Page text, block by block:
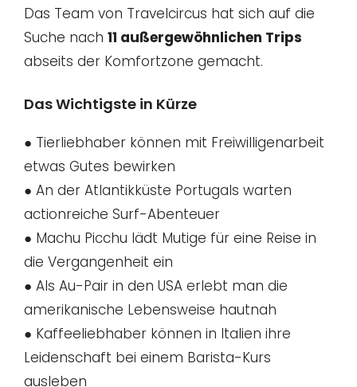
Das Team von Travelcircus hat sich auf die
Suche nach 11 außergewöhnlichen Trips
abseits der Komfortzone gemacht.
Das Wichtigste in Kürze
● Tierliebhaber können mit Freiwilligenarbeit
etwas Gutes bewirken
● An der Atlantikküste Portugals warten
actionreiche Surf-Abenteuer
● Machu Picchu lädt Mutige für eine Reise in
die Vergangenheit ein
● Als Au-Pair in den USA erlebt man die
amerikanische Lebensweise hautnah
● Kaffeeliebhaber können in Italien ihre
Leidenschaft bei einem Barista-Kurs
ausleben